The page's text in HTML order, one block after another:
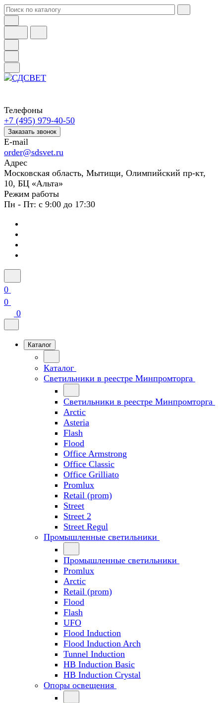
Телефоны
+7 (495) 979-40-50
Заказать звонок
E-mail
order@sdsvet.ru
Адрес
Московская область, Мытищи, Олимпийский пр-кт,
10, БЦ «Альта»
Режим работы
Пн - Пт: с 9:00 до 17:30
0
0
0
Каталог
Каталог
Светильники в реестре Минпромторга
Светильники в реестре Минпромторга
Arctic
Asteria
Flash
Flood
Office Armstrong
Office Classic
Office Grilliato
Promlux
Retail (prom)
Street
Street 2
Street Regul
Промышленные светильники
Промышленные светильники
Promlux
Arctic
Retail (prom)
Flood
Flash
UFO
Flood Induction
Flood Induction Arch
Tunnel Induction
HB Induction Basic
HB Induction Crystal
Опоры освещения